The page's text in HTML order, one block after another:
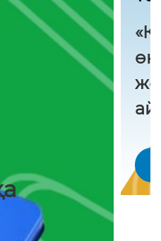
бірте-бірте
зерттеу